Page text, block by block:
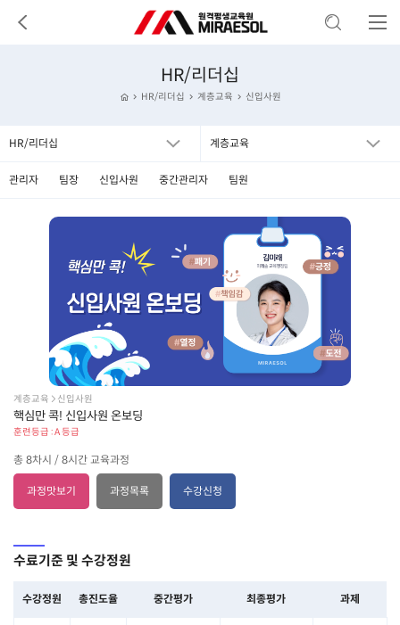
HR/리더십
HR/리더십 계층교육 신입사원
HR/리더십 계층교육
관리자 팀장 신입사원 중간관리자 팀원
계층교육  신입사원
핵심만 콕! 신입사원 온보딩
훈련등급 : A 등급
총 8차시 / 8시간 교육과정
과정맛보기 과정목록 수강신청
수료기준 및 수강정원
수강정원 총진도율 중간평가 최종평가 과제